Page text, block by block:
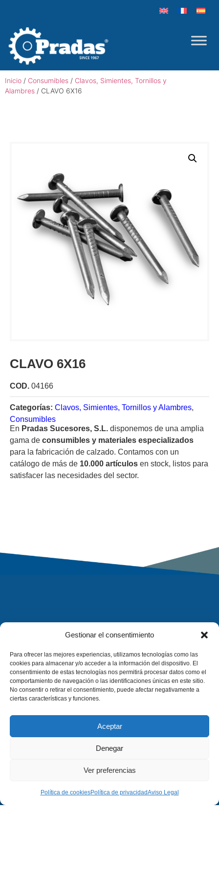
Gestionar el consentimiento
Para ofrecer las mejores experiencias, utilizamos tecnologías como las
cookies para almacenar y/o acceder a la información del dispositivo. El
consentimiento de estas tecnologías nos permitirá procesar datos como el
comportamiento de navegación o las identificaciones únicas en este sitio.
No consentir o retirar el consentimiento, puede afectar negativamente a
ciertas características y funciones.
Aceptar
Denegar
Ver preferencias
Política de cookiesPolítica de privacidadAviso Legal
Inicio / Consumibles / Clavos, Simientes, Tornillos y
Alambres / CLAVO 6X16
CLAVO 6X16
COD. 04166
Categorías: Clavos, Simientes, Tornillos y Alambres,
Consumibles
En Pradas Sucesores, S.L. disponemos de una amplia
gama de consumibles y materiales especializados
para la fabricación de calzado. Contamos con un
catálogo de más de 10.000 artículos en stock, listos para
satisfacer las necesidades del sector.
Empresa Legal